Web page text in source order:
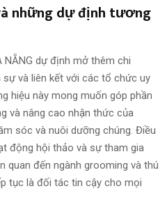
những dự định tương
NẴNG dự định mở thêm chi
và liên kết với các tổ chức uy
hiệu này mong muốn góp phần
và nâng cao nhận thức của
sóc và nuôi dưỡng chúng. Điều
động hội thảo và sự tham gia
quan đến ngành grooming và thú
tục là đối tác tin cậy cho mọi